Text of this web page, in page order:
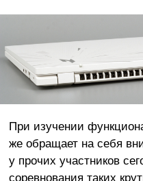
При изучении
же обращает на себя
у прочих участников
соревнования таких